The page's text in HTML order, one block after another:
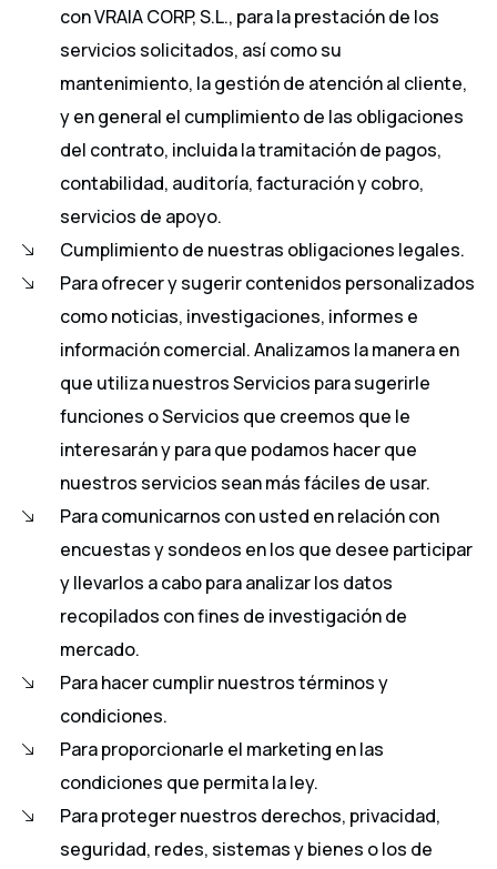
con VRAIA CORP, S.L., para la prestación de los
servicios solicitados, así como su
mantenimiento, la gestión de atención al cliente,
y en general el cumplimiento de las obligaciones
del contrato, incluida la tramitación de pagos,
contabilidad, auditoría, facturación y cobro,
servicios de apoyo.
Cumplimiento de nuestras obligaciones legales.
Para ofrecer y sugerir contenidos personalizados
como noticias, investigaciones, informes e
información comercial. Analizamos la manera en
que utiliza nuestros Servicios para sugerirle
funciones o Servicios que creemos que le
interesarán y para que podamos hacer que
nuestros servicios sean más fáciles de usar.
Para comunicarnos con usted en relación con
encuestas y sondeos en los que desee participar
y llevarlos a cabo para analizar los datos
recopilados con fines de investigación de
mercado.
Para hacer cumplir nuestros términos y
condiciones.
Para proporcionarle el marketing en las
condiciones que permita la ley.
Para proteger nuestros derechos, privacidad,
seguridad, redes, sistemas y bienes o los de